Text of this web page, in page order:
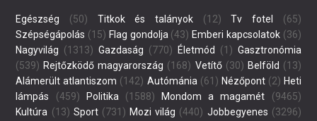
Egészség (50) Titkok és talányok (12) Tv fotel
(65)
Szépségápolás (15) Flag gondolja (43) Emberi kapcsolatok(36)
Nagyvilág (1313) Gazdaság (770) Életmód (1) Gasztronómia
(539) Rejtőzködő magyarország (168) Vetítő(30) Belföld (13)
Alámerült atlantiszom (142) Autómánia (61) Nézőpont(2) Heti
lámpás (459) Politika (1588) Mondom a magamét (9465)
Kultúra (13) Sport(731) Mozi világ (440) Jobbegyenes (3296)